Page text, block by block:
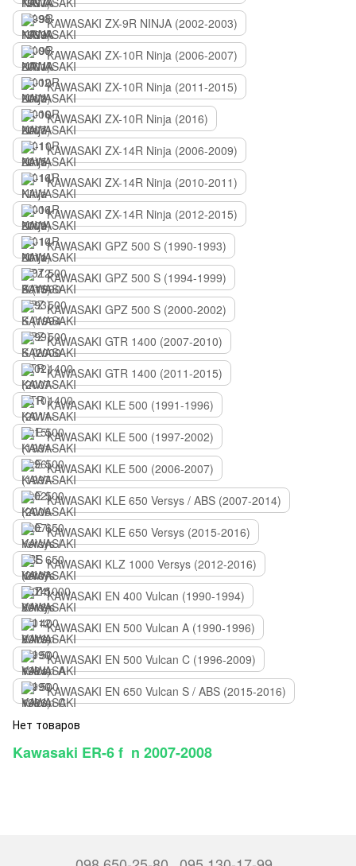
KAWASAKI ZX-9R NINJA (2002-2003)
KAWASAKI ZX-10R Ninja (2006-2007)
KAWASAKI ZX-10R Ninja (2011-2015)
KAWASAKI ZX-10R Ninja (2016)
KAWASAKI ZX-14R Ninja (2006-2009)
KAWASAKI ZX-14R Ninja (2010-2011)
KAWASAKI ZX-14R Ninja (2012-2015)
KAWASAKI GPZ 500 S (1990-1993)
KAWASAKI GPZ 500 S (1994-1999)
KAWASAKI GPZ 500 S (2000-2002)
KAWASAKI GTR 1400 (2007-2010)
KAWASAKI GTR 1400 (2011-2015)
KAWASAKI KLE 500 (1991-1996)
KAWASAKI KLE 500 (1997-2002)
KAWASAKI KLE 500 (2006-2007)
KAWASAKI KLE 650 Versys / ABS (2007-2014)
KAWASAKI KLE 650 Versys (2015-2016)
KAWASAKI KLZ 1000 Versys (2012-2016)
KAWASAKI EN 400 Vulcan (1990-1994)
KAWASAKI EN 500 Vulcan A (1990-1996)
KAWASAKI EN 500 Vulcan C (1996-2009)
KAWASAKI EN 650 Vulcan S / ABS (2015-2016)
Нет товаров
Kawasaki ER-6 f n 2007-2008